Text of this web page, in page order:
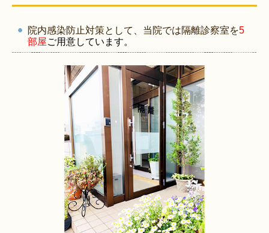
院内感染防止対策として、当院では隔離診察室を5
部屋ご用意しています。